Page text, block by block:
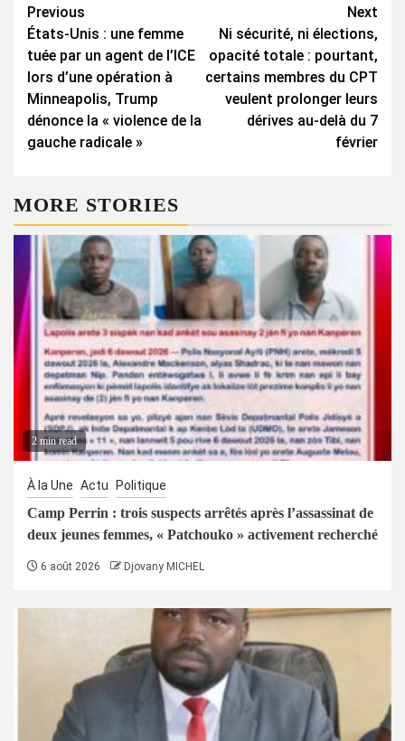
Continue
Reading
Previous
États-Unis : une femme
tuée par un agent de l’ICE
lors d’une opération à
Minneapolis, Trump
dénonce la « violence de la
gauche radicale »
Next
Ni sécurité, ni élections,
opacité totale : pourtant,
certains membres du CPT
veulent prolonger leurs
dérives au-delà du 7
février
MORE STORIES
2 min read
À la Une Actu Politique
Camp Perrin : trois suspects arrêtés après l’assassinat de
deux jeunes femmes, « Patchouko » activement recherché
6 août 2026 Djovany MICHEL